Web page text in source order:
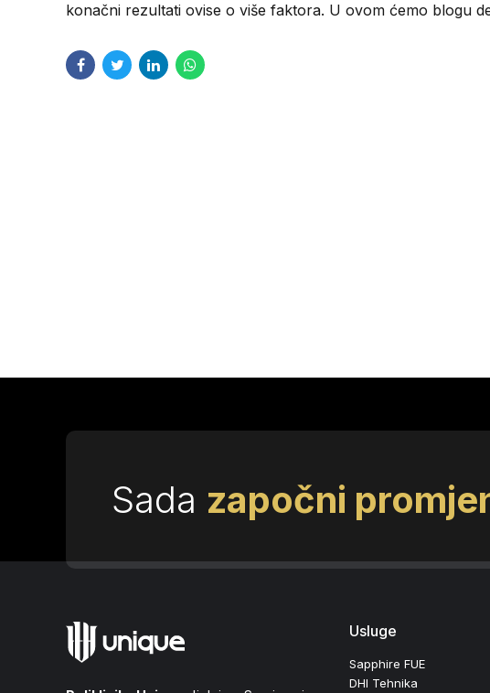
konačni rezultati ovise o više faktora. U ovom ćemo blogu
Sada započni
Usluge
Sapphire FUE
DHI Tehnika